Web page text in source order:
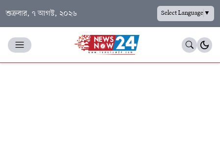
শুক্রবার, ৭ আগস্ট, ২০২৬ Select Language▼